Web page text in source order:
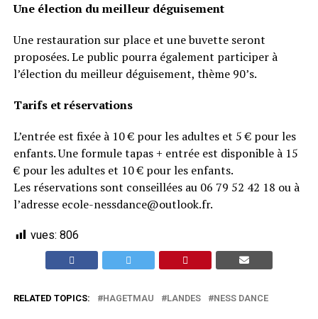
Une élection du meilleur déguisement
Une restauration sur place et une buvette seront
proposées. Le public pourra également participer à
l’élection du meilleur déguisement, thème 90’s.
Tarifs et réservations
L’entrée est fixée à 10 € pour les adultes et 5 € pour les
enfants. Une formule tapas + entrée est disponible à 15
€ pour les adultes et 10 € pour les enfants.
Les réservations sont conseillées au 06 79 52 42 18 ou à
l’adresse ecole-nessdance@outlook.fr.
vues: 806
RELATED TOPICS: HAGETMAU LANDES NESS DANCE